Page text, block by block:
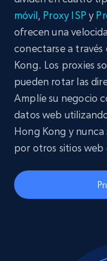
móvil, Proxy ISP y
ofrecen una
conectarse a través
Kong. Los proxies
pueden rotar las
Amplíe su negocio
datos web
Hong Kong y
por otros sitios web